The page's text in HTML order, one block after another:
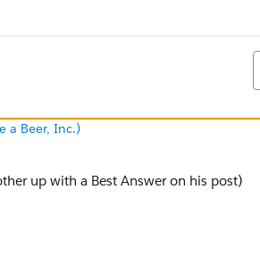
Tri
a Beer, Inc.)
up with a Best Answer on his post)